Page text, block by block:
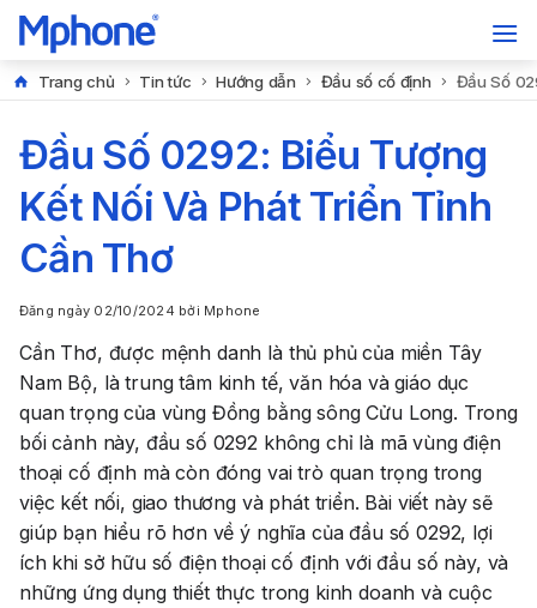
Trang chủ Tin tức Hướng dẫn Đầu số cố định Đầu Số
Đầu Số 0292: Biểu Tượng
Kết Nối Và Phát Triển Tỉnh
Cần Thơ
Đăng ngày 02/10/2024 bởi Mphone
Cần Thơ, được mệnh danh là thủ phủ của miền Tây
Nam Bộ, là trung tâm kinh tế, văn hóa và giáo dục
quan trọng của vùng Đồng bằng sông Cửu Long. Trong
bối cảnh này, đầu số 0292 không chỉ là mã vùng điện
thoại cố định mà còn đóng vai trò quan trọng trong
việc kết nối, giao thương và phát triển. Bài viết này sẽ
giúp bạn hiểu rõ hơn về ý nghĩa của đầu số 0292, lợi
ích khi sở hữu số điện thoại cố định với đầu số này, và
những ứng dụng thiết thực trong kinh doanh và cuộc